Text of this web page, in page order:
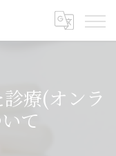
療(オンラ
て